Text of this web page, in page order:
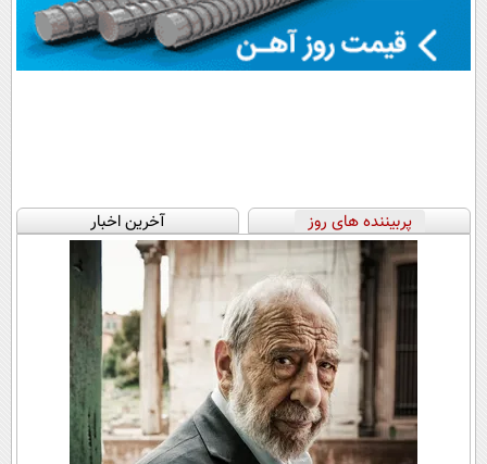
پربیننده های روز آخرین اخبار